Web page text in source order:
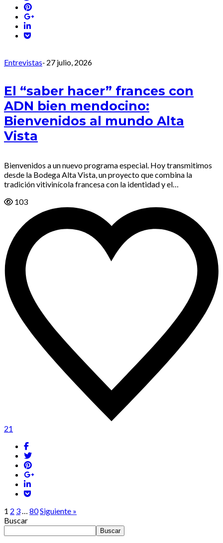
Entrevistas- 27 julio, 2026
El “saber hacer” frances con
ADN bien mendocino:
Bienvenidos al mundo Alta
Vista
Bienvenidos a un nuevo programa especial. Hoy transmitimos
desde la Bodega Alta Vista, un proyecto que combina la
tradición vitivinícola francesa con la identidad y el…
103
21
1 2 3 80Siguiente »
Buscar
Buscar